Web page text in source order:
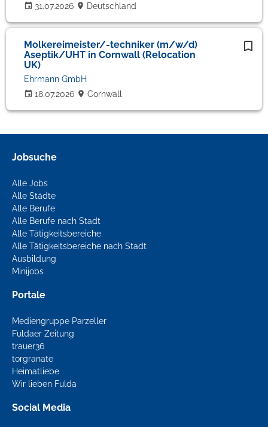
31.07.2026
Deutschland
Molkereimeister/-techniker (m/w/d)
Aseptik/UHT in Cornwall (Relocation
UK)
18.07.2026
Ehrmann GmbH
Cornwall
Jobsuche
Alle Jobs
Alle Städte
Alle Berufe
Alle Berufe nach Stadt
Alle Tätigkeitsbereiche
Alle Tätigkeitsbereiche nach Stadt
Ausbildung
Minijobs
Portale
Mediengruppe Parzeller
Fuldaer Zeitung
trauer36
torgranate
Heimatliebe
Wir lieben Fulda
Social Media